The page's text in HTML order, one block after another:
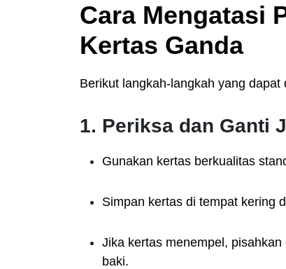
Cara Mengatasi
Kertas Ganda
Berikut langkah-langkah yang
1. Periksa dan Ganti
Gunakan kertas berkualitas
Simpan kertas di tempat kering
Jika kertas menempel,
baki.